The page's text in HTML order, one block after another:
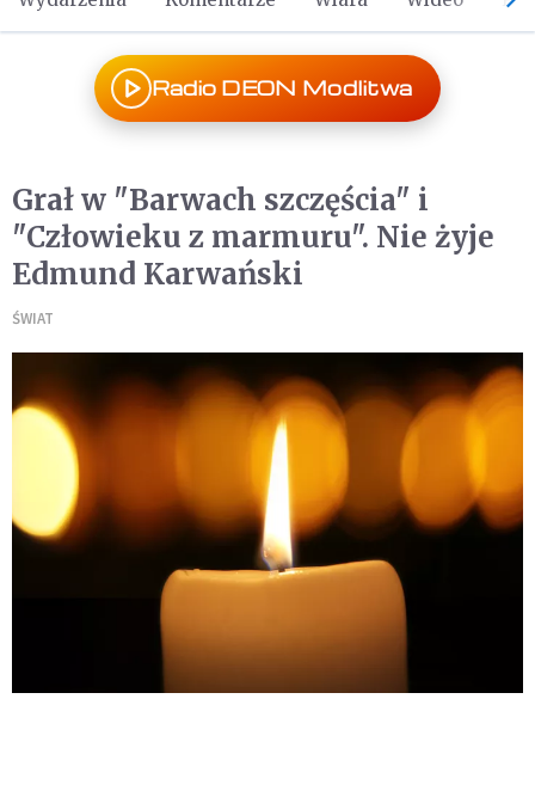
Radio DEON Modlitwa
Grał w "Barwach szczęścia" i
"Człowieku z marmuru". Nie żyje
Edmund Karwański
ŚWIAT